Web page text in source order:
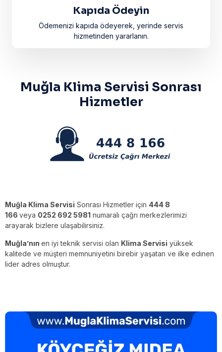
Kapıda Ödeyin
Ödemenizi kapıda ödeyerek, yerinde servis
hizmetinden yararlanın.
Muğla Klima Servisi Sonrası
Hizmetler
Muğla Klima Servisi Sonrası Hizmetler için 444 8
166 veya 0252 692 5981 numaralı çağrı merkezlerimizi
arayarak bizlere ulaşabilirsiniz.
Muğla’nın en iyi teknik servisi olan Klima Servisi yüksek
kalitede ve müşteri memnuniyetini birebir yaşatan ve ilke edinen
lider adres olmuştur.